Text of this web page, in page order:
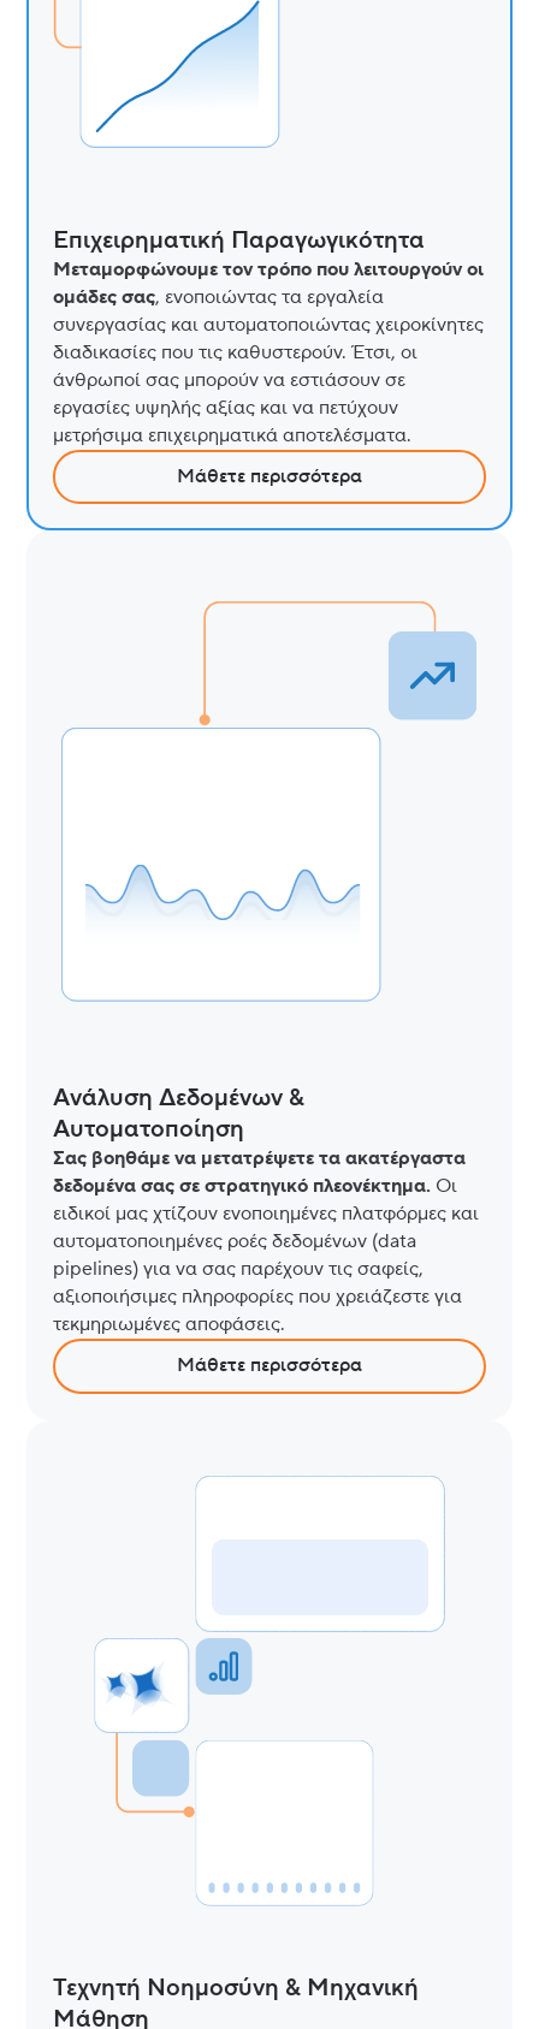
Επιχειρηματική Παραγωγικότητα
Μεταμορφώνουμε τον τρόπο που λειτουργούν οι
ομάδες σας, ενοποιώντας τα εργαλεία
συνεργασίας και αυτοματοποιώντας χειροκίνητες
διαδικασίες που τις καθυστερούν. Έτσι, οι
άνθρωποί σας μπορούν να εστιάσουν σε
εργασίες υψηλής αξίας και να πετύχουν
μετρήσιμα επιχειρηματικά αποτελέσματα.
Μάθετε περισσότερα
Ανάλυση Δεδομένων &
Αυτοματοποίηση
Σας βοηθάμε να μετατρέψετε τα ακατέργαστα
δεδομένα σας σε στρατηγικό πλεονέκτημα. Οι
ειδικοί μας χτίζουν ενοποιημένες πλατφόρμες και
αυτοματοποιημένες ροές δεδομένων (data
pipelines) για να σας παρέχουν τις σαφείς,
αξιοποιήσιμες πληροφορίες που χρειάζεστε για
τεκμηριωμένες αποφάσεις.
Μάθετε περισσότερα
Τεχνητή Νοημοσύνη & Μηχανική
Μάθηση